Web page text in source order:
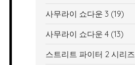
사무라이 쇼다운 3 (19)
사무라이 쇼다운 4(13)
스트리트 파이터 2 시리즈